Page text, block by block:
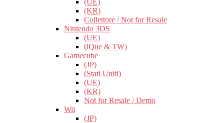
(UE)
(KR)
Collettore / Not for Resale
Nintendo 3DS
(UE)
(iQue & TW)
Gamecube
(JP)
(Stati Uniti)
(UE)
(KR)
Not for Resale / Demo
Wii
(JP)